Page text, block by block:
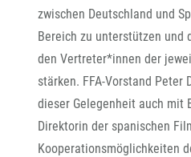
zwischen Deutschland und
Bereich zu unterstützen und
den Vertreter*innen der
stärken. FFA-Vorstand Peter
dieser Gelegenheit auch mit
Direktorin der spanischen
Kooperationsmöglichkeiten